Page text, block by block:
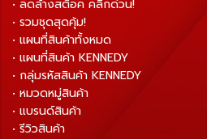
• ลดล้างสต็อค คลิกด่วน!
• รวมชุดสุดคุ้ม!
• แผนที่สินค้าทั้งหมด
• แผนที่สินค้า KENNEDY
• กลุ่มรหัสสินค้า KENNEDY
• หมวดหมู่สินค้า
• แบรนด์สินค้า
• รีวิวสินค้า